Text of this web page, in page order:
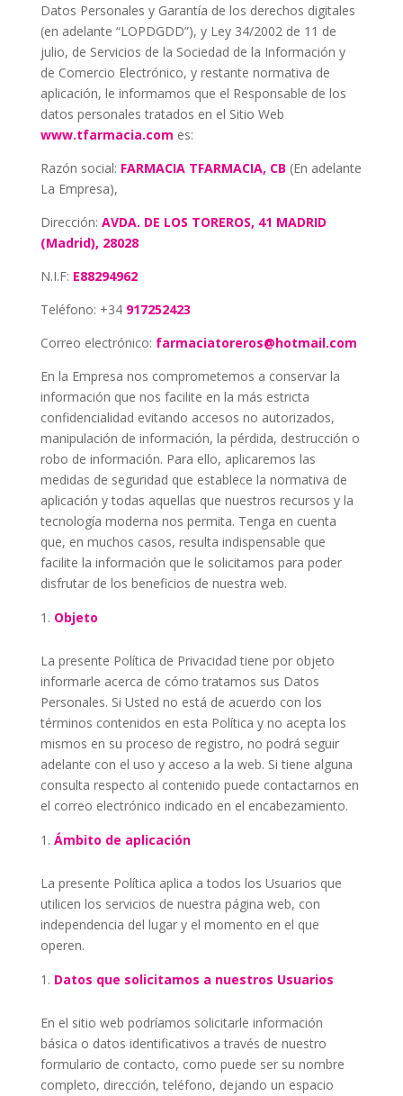
Datos Personales y Garantía de los derechos digitales
(en adelante “LOPDGDD”), y Ley 34/2002 de 11 de
julio, de Servicios de la Sociedad de la Información y
de Comercio Electrónico, y restante normativa de
aplicación, le informamos que el Responsable de los
datos personales tratados en el Sitio Web
www.tfarmacia.com es:
Razón social: FARMACIA TFARMACIA, CB (En adelante
La Empresa),
Dirección: AVDA. DE LOS TOREROS, 41 MADRID
(Madrid), 28028
N.I.F: E88294962
Teléfono: +34 917252423
Correo electrónico: farmaciatoreros@hotmail.com
En la Empresa nos comprometemos a conservar la
información que nos facilite en la más estricta
confidencialidad evitando accesos no autorizados,
manipulación de información, la pérdida, destrucción o
robo de información. Para ello, aplicaremos las
medidas de seguridad que establece la normativa de
aplicación y todas aquellas que nuestros recursos y la
tecnología moderna nos permita. Tenga en cuenta
que, en muchos casos, resulta indispensable que
facilite la información que le solicitamos para poder
disfrutar de los beneficios de nuestra web.
Objeto
La presente Política de Privacidad tiene por objeto
informarle acerca de cómo tratamos sus Datos
Personales. Si Usted no está de acuerdo con los
términos contenidos en esta Política y no acepta los
mismos en su proceso de registro, no podrá seguir
adelante con el uso y acceso a la web. Si tiene alguna
consulta respecto al contenido puede contactarnos en
el correo electrónico indicado en el encabezamiento.
Ámbito de aplicación
La presente Política aplica a todos los Usuarios que
utilicen los servicios de nuestra página web, con
independencia del lugar y el momento en el que
operen.
Datos que solicitamos a nuestros Usuarios
En el sitio web podríamos solicitarle información
básica o datos identificativos a través de nuestro
formulario de contacto, como puede ser su nombre
completo, dirección, teléfono, dejando un espacio